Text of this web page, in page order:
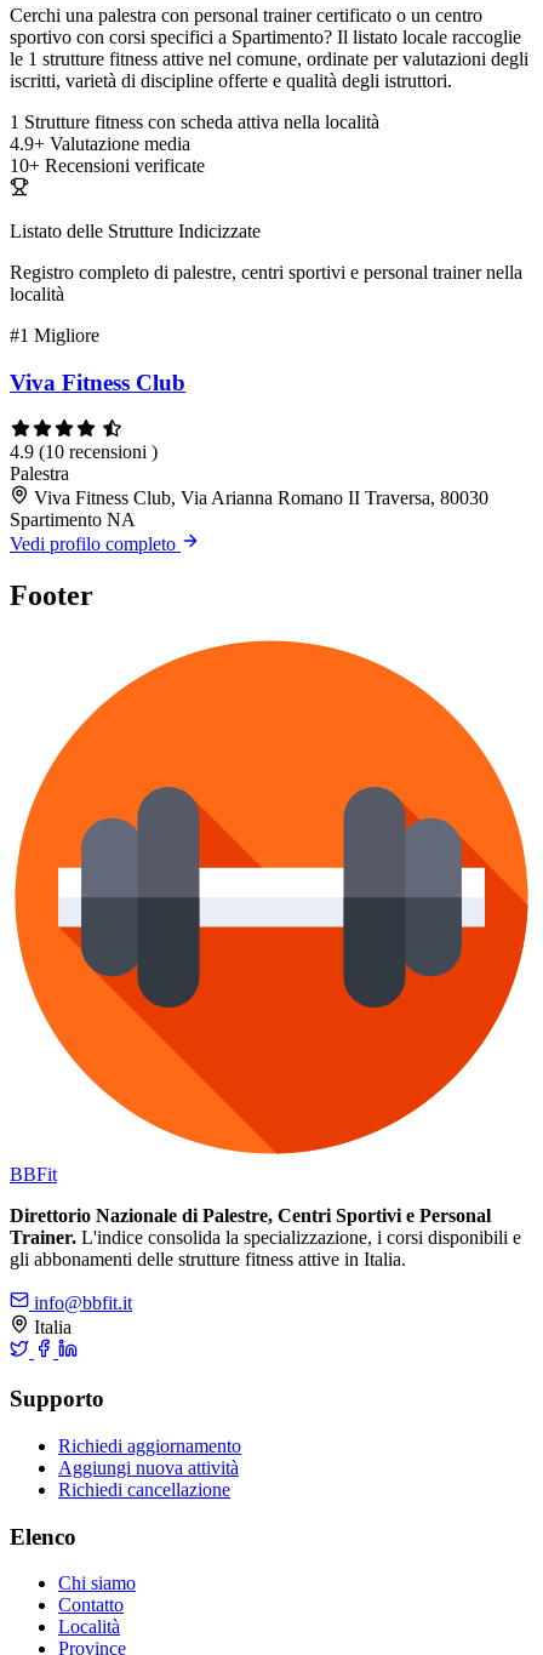
Cerchi una palestra con personal trainer certificato o un centro
sportivo con corsi specifici a Spartimento? Il listato locale raccoglie
le 1 strutture fitness attive nel comune, ordinate per valutazioni degli
iscritti, varietà di discipline offerte e qualità degli istruttori.
1 Strutture fitness con scheda attiva nella località
4.9+ Valutazione media
10+ Recensioni verificate
Listato delle Strutture Indicizzate
Registro completo di palestre, centri sportivi e personal trainer nella
località
#1 Migliore
Viva Fitness Club
4.9 (10 recensioni )
Palestra
Viva Fitness Club, Via Arianna Romano II Traversa, 80030
Spartimento NA
Vedi profilo completo
Footer
BBFit
Direttorio Nazionale di Palestre, Centri Sportivi e Personal
Trainer. L'indice consolida la specializzazione, i corsi disponibili e
gli abbonamenti delle strutture fitness attive in Italia.
info@bbfit.it
Italia
Supporto
Richiedi aggiornamento
Aggiungi nuova attività
Richiedi cancellazione
Elenco
Chi siamo
Contatto
Località
Province